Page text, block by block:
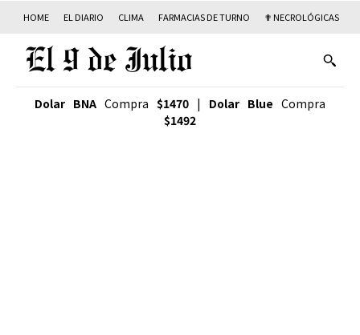
HOME EL DIARIO CLIMA FARMACIAS DE TURNO ✟ NECROLÓGICAS
Dolar BNA Compra $1470 | Dolar Blue Compra
$1492